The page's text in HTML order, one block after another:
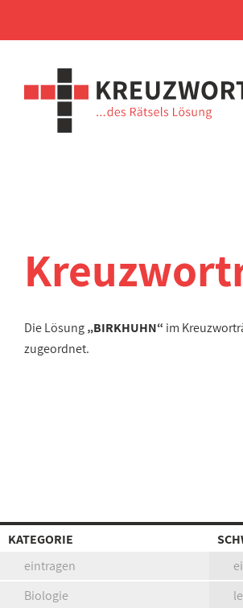
Die Lösung„BIRKHUHN“ im
zugeordnet.
KATEGORIE
eintragen
Biologie